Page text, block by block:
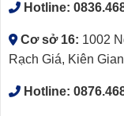
Hotline:
Cơ sở 16: 1002
Rạch Giá, Kiên
Hotline: